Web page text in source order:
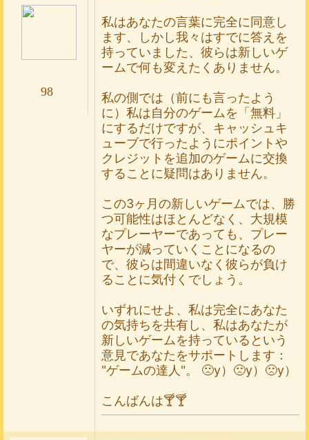
98
私はあなたの言葉に完全に同意し
ます、しかし我々はすでに答えを
持っていました、彼らは新しいゲ
ームで何も変えたくありません。
私の側では（前にも言ったよう
に）私は自分のゲームを「無料」
にするだけですが、キャッシュキ
ューブで行ったようにポイントや
クレジットを追加のゲームに交換
することに疑問はありません。
この3ヶ月の新しいゲームでは、勝
つ可能性はほとんどなく、大規模
なプレーヤーであっても、プレー
ヤーが減っていくことになるの
で、彼らは間違いなく彼らが負け
ることに気付くでしょう。
いずれにせよ、私は完全にあなた
の気持ちを共有し、私はあなたが
新しいゲームを持っているという
意見であなたをサポートします：
"ゲームの達人"。 🙁y）🙁y）🙁y）
こんばんは🍸🍸